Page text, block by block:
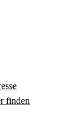
finden